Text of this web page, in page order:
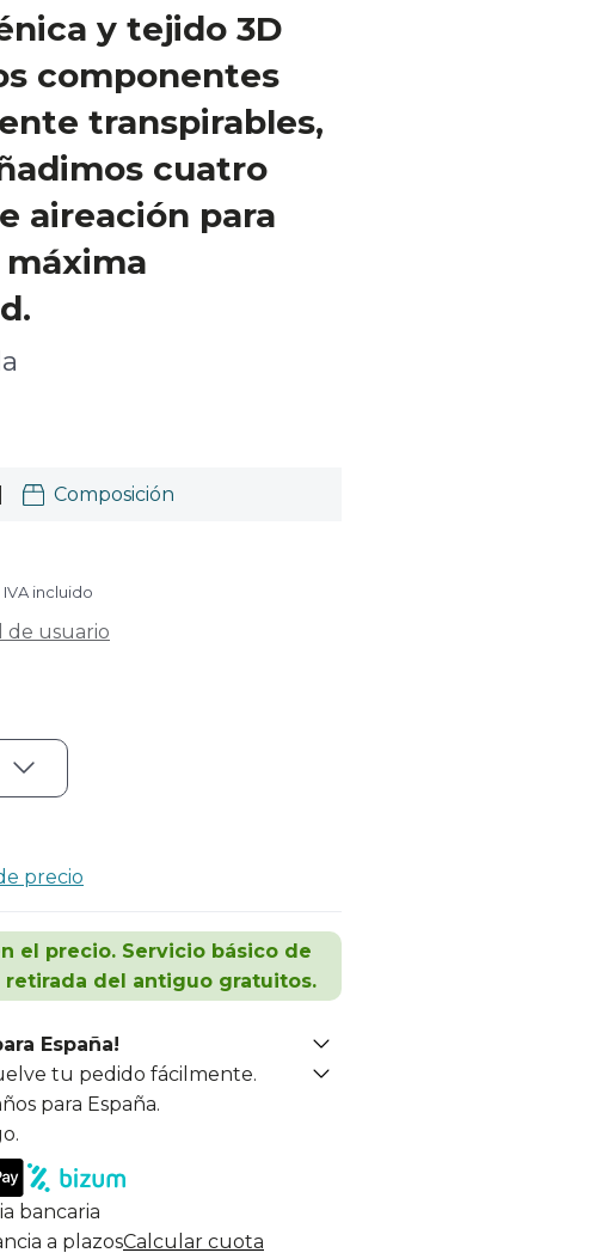
y tejido 3D
componentes
transpirables,
cuatro
aireación para
Composición
IVA incluido
de usuario
precio
el precio. Servicio básico de
retirada del antiguo gratuitos.
España!
tu pedido fácilmente.
para España.
bancaria
a plazosCalcular cuota